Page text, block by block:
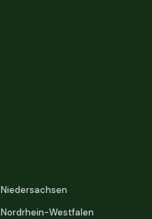
Niedersachsen
Nordrhein-Westfalen